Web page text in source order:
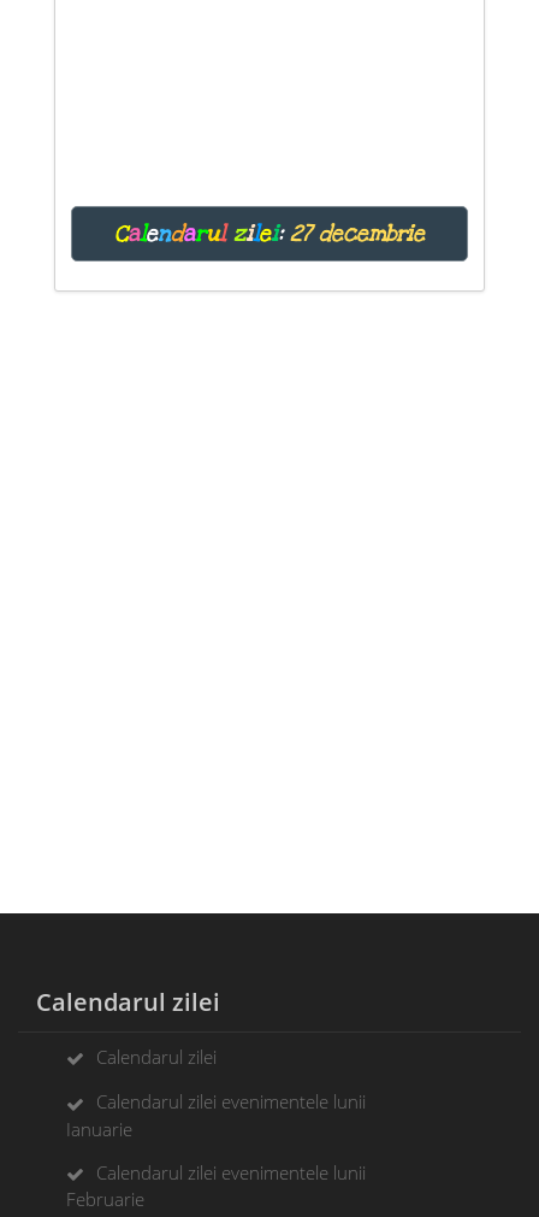
Calendarul zilei: 27 decembrie
Calendarul zilei
Calendarul zilei
Calendarul zilei evenimentele lunii
Ianuarie
Calendarul zilei evenimentele lunii
Februarie